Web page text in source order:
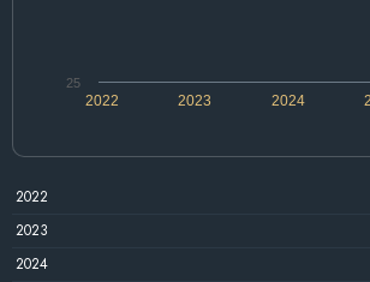
2022 2024
2023
25
2022
2023
2024